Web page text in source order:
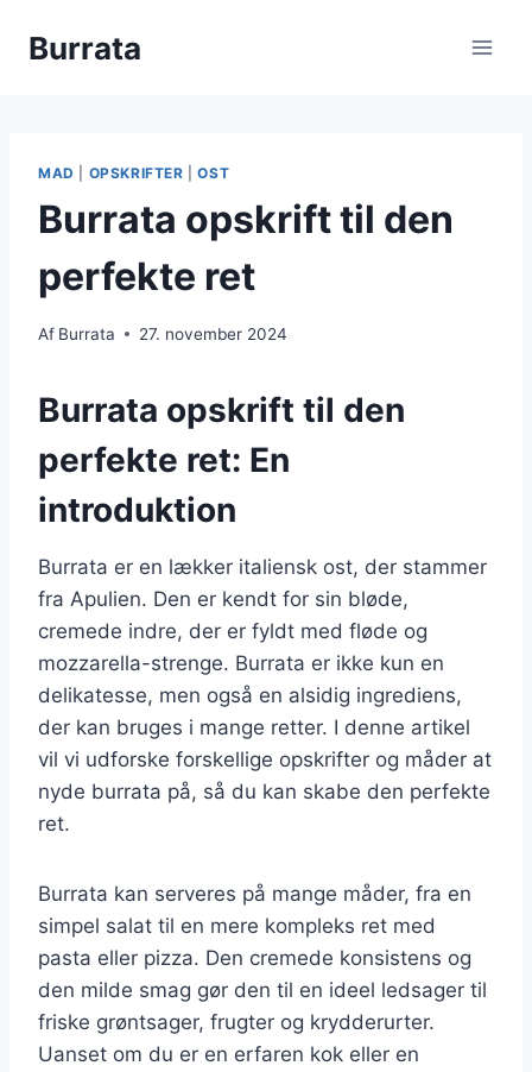
Burrata
MAD OPSKRIFTER |OST
Burrata opskrift til den
perfekte ret
Af Burrata 27. november 2024
Burrata opskrift til den
perfekte ret: En
introduktion
Burrata er en lækker italiensk ost, der stammer
fra Apulien. Den er kendt for sin bløde,
cremede indre, der er fyldt med fløde og
mozzarella-strenge. Burrata er ikke kun en
delikatesse, men også en alsidig ingrediens,
der kan bruges i mange retter. I denne artikel
vil vi udforske forskellige opskrifter og måder at
nyde burrata på, så du kan skabe den perfekte
ret.
Burrata kan serveres på mange måder, fra en
simpel salat til en mere kompleks ret med
pasta eller pizza. Den cremede konsistens og
den milde smag gør den til en ideel ledsager til
friske grøntsager, frugter og krydderurter.
Uanset om du er en erfaren kok eller en